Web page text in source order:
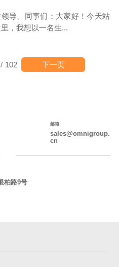
导、同事们：大家好！今天站
，我想以一名生...
/ 102 下一页
邮箱
sales@omnigroup.
cn
柏路9号